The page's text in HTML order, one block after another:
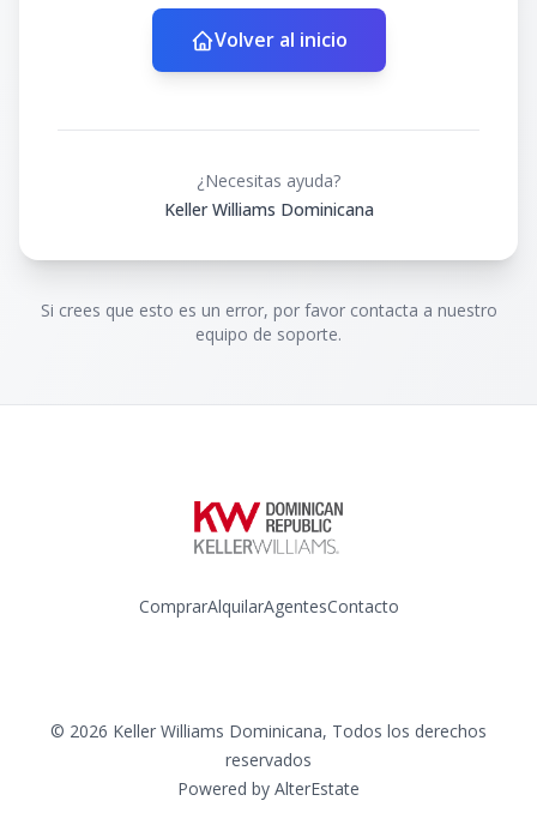
Volver al inicio
¿Necesitas ayuda?
Keller Williams Dominicana
Si crees que esto es un error, por favor contacta a nuestro
equipo de soporte.
ComprarAlquilarAgentesContacto
© 2026 Keller Williams Dominicana, Todos los derechos
reservados
Powered by AlterEstate